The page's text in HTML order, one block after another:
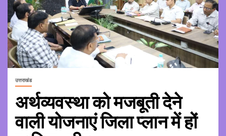
उत्तराखंड
अर्थव्यवस्था को मजबूती देने
वाली योजनाएं जिला प्लान में हों